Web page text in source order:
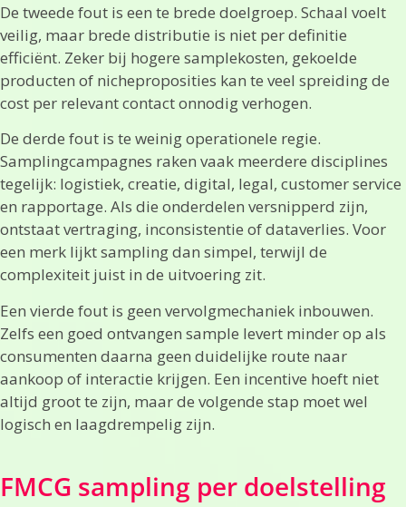
De tweede fout is een te brede doelgroep. Schaal voelt
veilig, maar brede distributie is niet per definitie
efficiënt. Zeker bij hogere samplekosten, gekoelde
producten of nicheproposities kan te veel spreiding de
cost per relevant contact onnodig verhogen.
De derde fout is te weinig operationele regie.
Samplingcampagnes raken vaak meerdere disciplines
tegelijk: logistiek, creatie, digital, legal, customer service
en rapportage. Als die onderdelen versnipperd zijn,
ontstaat vertraging, inconsistentie of dataverlies. Voor
een merk lijkt sampling dan simpel, terwijl de
complexiteit juist in de uitvoering zit.
Een vierde fout is geen vervolgmechaniek inbouwen.
Zelfs een goed ontvangen sample levert minder op als
consumenten daarna geen duidelijke route naar
aankoop of interactie krijgen. Een incentive hoeft niet
altijd groot te zijn, maar de volgende stap moet wel
logisch en laagdrempelig zijn.
FMCG sampling per doelstelling